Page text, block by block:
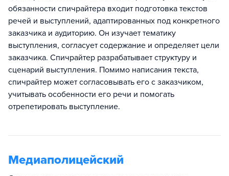
обязанности спичрайтера входит подготовка текстов
речей и выступлений, адаптированных под конкретного
заказчика и аудиторию. Он изучает тематику
выступления, согласует содержание и определяет цели
заказчика. Спичрайтер разрабатывает структуру и
сценарий выступления. Помимо написания текста,
спичрайтер может согласовывать его с заказчиком,
учитывать особенности его речи и помогать
отрепетировать выступление.
Медиаполицейский